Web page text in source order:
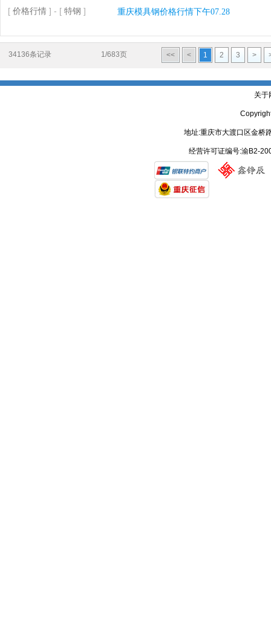
[ 价格行情 ] - [ 特钢 ] 重庆模具钢价格行情下午07.28
34136条记录 1/683页 << < 1 2 3 >
关于
地址:重庆市大渡口区金
经营许可证编号:渝B2-